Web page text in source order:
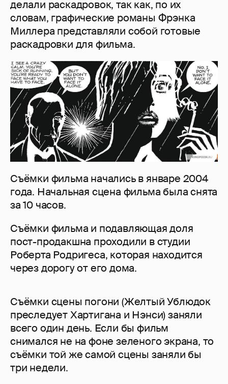
делали раскадровок, так как, по их
словам, графические романы Фрэнка
Миллера представляли собой готовые
раскадровки для фильма.
Съёмки фильма начались в январе 2004
года. Начальная сцена фильма была снята
за 10 часов.
Съёмки фильма и подавляющая доля
пост-продакшна проходили в студии
Роберта Родригеса, которая находится
через дорогу от его дома.
Съёмки сцены погони (Желтый Ублюдок
преследует Хартигана и Нэнси) заняли
всего один день. Если бы фильм
снимался не на фоне зеленого экрана, то
съёмки той же самой сцены заняли бы
три недели.